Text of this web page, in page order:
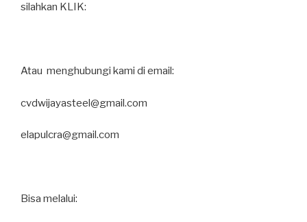
silahkan KLIK:
Atau menghubungi kami di email:
cvdwijayasteel@gmail.com
elapulcra@gmail.com
Bisa melalui: